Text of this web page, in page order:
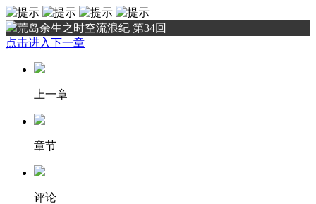
荒岛余生之时空流浪纪 第34回
点击进入下一章
上一章
章节
评论